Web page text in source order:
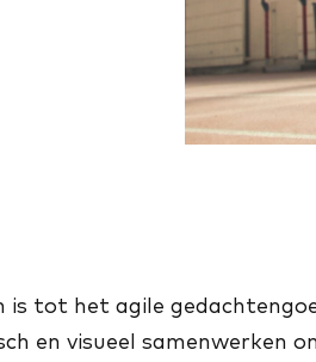
tot het agile
en visueel samenwerken